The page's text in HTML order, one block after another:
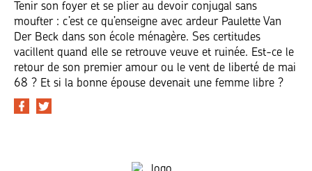
Tenir son foyer et se plier au devoir conjugal sans
moufter : c’est ce qu’enseigne avec ardeur Paulette Van
Der Beck dans son école ménagère. Ses certitudes
vacillent quand elle se retrouve veuve et ruinée. Est-ce le
retour de son premier amour ou le vent de liberté de mai
68 ? Et si la bonne épouse devenait une femme libre ?